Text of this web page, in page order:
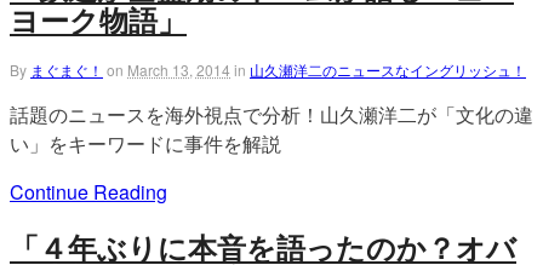
ヨーク物語」
By まぐまぐ！ on March 13, 2014 in 山久瀬洋二のニュースなイングリッシュ！
話題のニュースを海外視点で分析！山久瀬洋二が「文化の違
い」をキーワードに事件を解説
Continue Reading
「４年ぶりに本音を語ったのか？オバ